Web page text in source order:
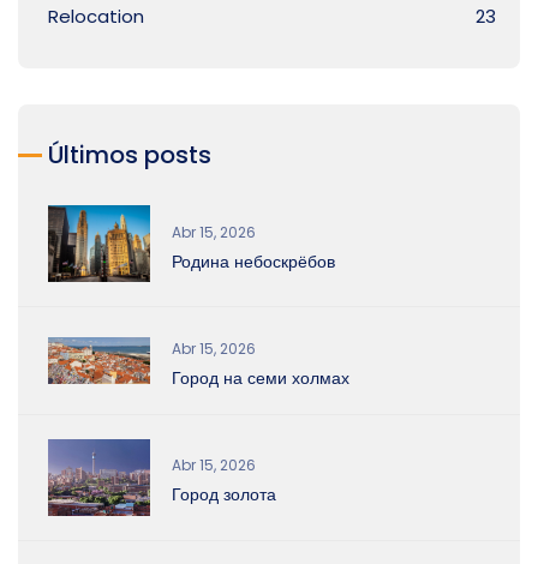
Relocation
23
Últimos posts
Abr 15, 2026
Родина небоскрёбов
Abr 15, 2026
Город на семи холмах
Abr 15, 2026
Город золота